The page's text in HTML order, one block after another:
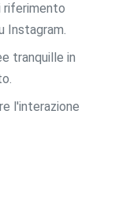
riferimento
Instagram.
tranquille in
l'interazione